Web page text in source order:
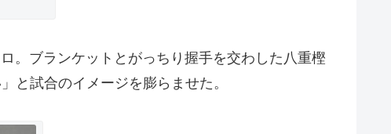
。ブランケットとがっちり握手を交わした八重樫
と試合のイメージを膨らませた。